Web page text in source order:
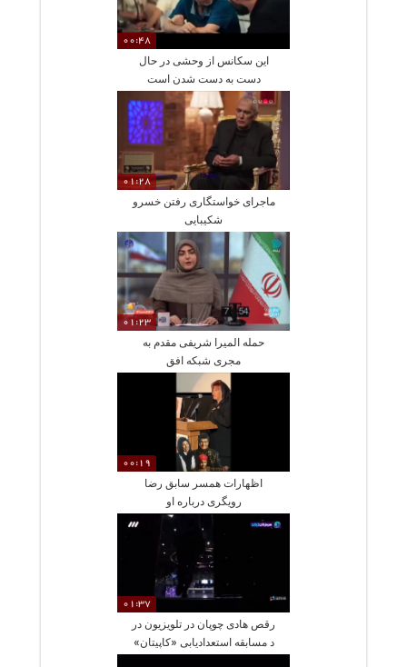
00:48
این سکانس از وحشی در حال
دست به دست شدن است
01:28
ماجرای خواستگاری رفتن خسرو
شکیبایی
01:23
حمله المیرا شریفی مقدم به
مجری شبکه افق
00:19
اظهارات همسر سابق رضا
رویگری درباره او
01:37
رقص هادی چوپان در تلویزیون در
د مسابقه استعدادیابی «کاپیتان»